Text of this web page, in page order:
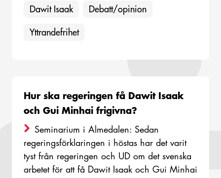
Dawit Isaak Debatt/opinion
Yttrandefrihet
Hur ska regeringen få Dawit Isaak
och Gui Minhai frigivna?
Seminarium i Almedalen: Sedan
regeringsförklaringen i höstas har det varit
tyst från regeringen och UD om det svenska
arbetet för att få Dawit Isaak och Gui Minhai